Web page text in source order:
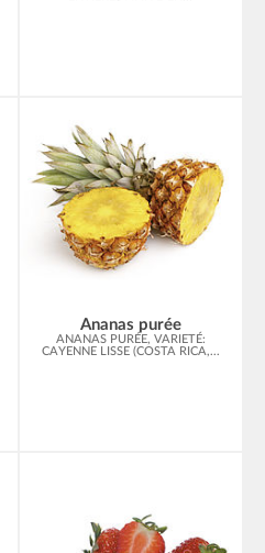
Ananas purée
ANANAS PURÉE, VARIETÉ:
CAYENNE LISSE (COSTA RICA,...